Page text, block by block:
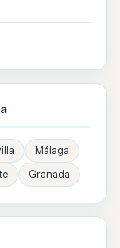
Málaga
Granada